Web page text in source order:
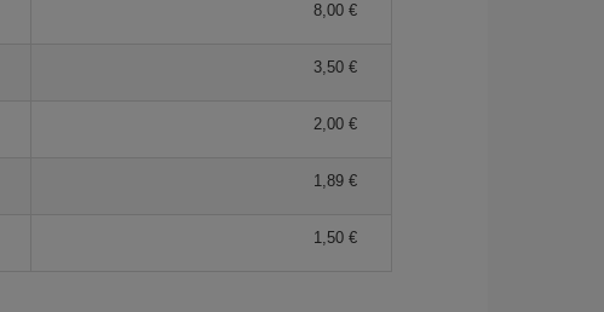
8,00 €
3,50 €
2,00 €
1,89 €
1,50 €